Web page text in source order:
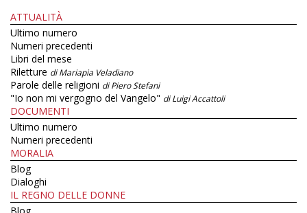
ATTUALITÀ
Ultimo numero
Numeri precedenti
Libri del mese
Riletture di Mariapia Veladiano
Parole delle religioni di Piero Stefani
"Io non mi vergogno del Vangelo" di Luigi Accattoli
DOCUMENTI
Ultimo numero
Numeri precedenti
MORALIA
Blog
Dialoghi
IL REGNO DELLE DONNE